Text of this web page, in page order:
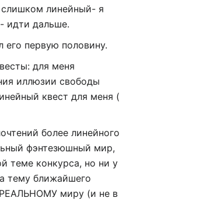
слишком линейный- я
идти дальше.
его первую половину.
для меня
иллюзии свободы
квест для меня (
более линейного
фэнтезюшный мир,
теме конкурса, но ни у
тему ближайшего
РЕАЛЬНОМУ миру (и не в